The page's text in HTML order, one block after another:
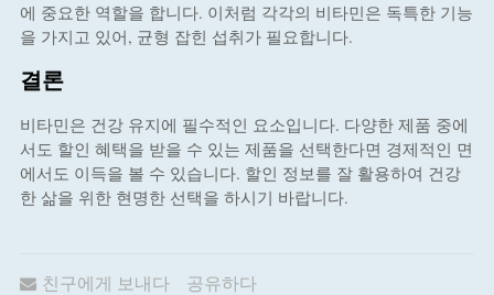
에 중요한 역할을 합니다. 이처럼 각각의 비타민은 독특한 기능
을 가지고 있어, 균형 잡힌 섭취가 필요합니다.
결론
비타민은 건강 유지에 필수적인 요소입니다. 다양한 제품 중에
서도 할인 혜택을 받을 수 있는 제품을 선택한다면 경제적인 면
에서도 이득을 볼 수 있습니다. 할인 정보를 잘 활용하여 건강
한 삶을 위한 현명한 선택을 하시기 바랍니다.
친구에게 보내다
공유하다